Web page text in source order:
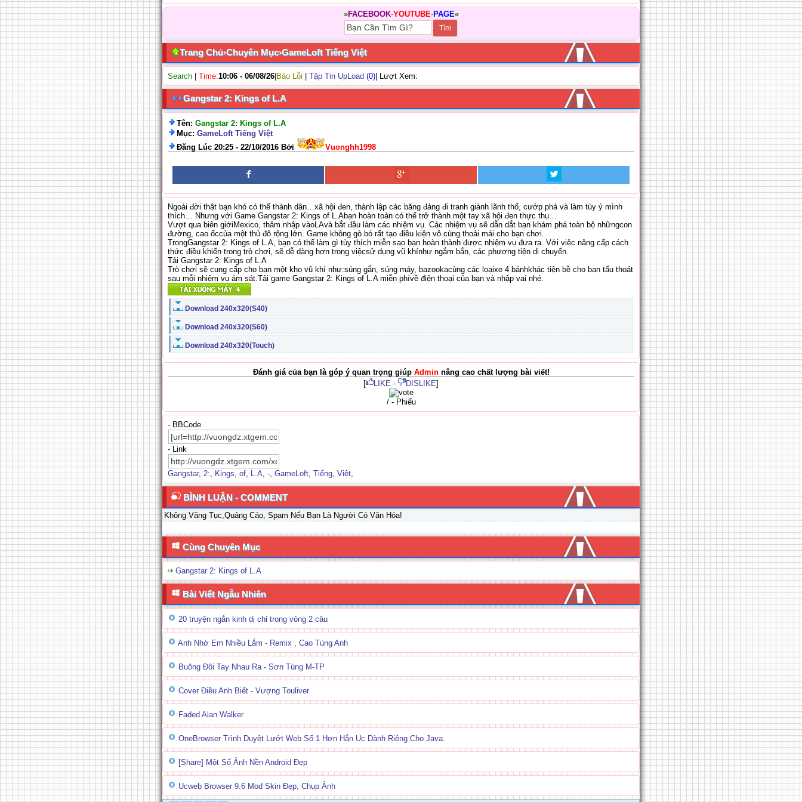
»FACEBOOK-YOUTUBE-PAGE«
Trang Chủ›Chuyên Mục›GameLoft Tiếng Việt
Search Time:10:06 - 06/08/26 Báo Lỗi Tập Tin UpLoad (0) | Lượt Xem:
Gangstar 2: Kings of L.A
Tên: Gangstar 2: Kings of L.A
Mục: GameLoft Tiếng Việt
Đăng Lúc 20:25 - 22/10/2016 Bởi
Vuonghh1998
Ngoài đời thật bạn khó có thể thành dân…xã hội đen, thành lập các băng đảng đi tranh giành lãnh thổ, cướp phá và làm tùy ý mình
thích… Nhưng với Game Gangstar 2: Kings of L.Abạn hoàn toàn có thể trở thành một tay xã hội đen thực thụ…
Vượt qua biên giớiMexico, thâm nhập vàoLAvà bắt đầu làm các nhiệm vụ. Các nhiệm vụ sẽ dẫn dắt bạn khám phá toàn bộ nhữngcon
đường, cao ốccủa một thủ đô rộng lớn. Game không gò bó rất tạo điều kiện vô cùng thoải mái cho bạn chơi.
TrongGangstar 2: Kings of L.A, bạn có thể làm gì tùy thích miễn sao bạn hoàn thành được nhiệm vụ đưa ra. Với việc nâng cấp cách
thức điều khiển trong trò chơi, sẽ dễ dàng hơn trong việcsử dụng vũ khínhư ngắm bắn, các phương tiện di chuyển.
Tải Gangstar 2: Kings of L.A
Trò chơi sẽ cung cấp cho bạn một kho vũ khí như:súng gắn, súng máy, bazookacùng các loạixe 4 bánhkhác tiện bề cho bạn tẩu thoát
sau mỗi nhiệm vụ ám sát.Tải game Gangstar 2: Kings of L.A miễn phívề điện thoại của bạn và nhập vai nhé.
Download 240x320(S40)
Download 240x320(S60)
Download 240x320(Touch)
Đánh giá của bạn là góp ý quan trọng giúp Adminnâng cao chất lượng bài viết!
[
LIKE - DISLIKE]
/ - Phiếu
- BBCode
- Link
Gangstar, 2:, Kings, of, L.A, -, GameLoft, Tiếng, Việt,
BÌNH LUẬN - COMMENT
Không Văng Tục,Quảng Cáo, Spam Nếu Bạn Là Người Có Văn Hóa!
Cùng Chuyên Mục
Gangstar 2: Kings of L.A
Bài Viết Ngẫu Nhiên
20 truyện ngắn kinh dị chỉ trong vòng 2 câu
Anh Nhớ Em Nhiều Lắm - Remix , Cao Tùng Anh
Buông Đôi Tay Nhau Ra - Sơn Tùng M-TP
Cover Điều Anh Biết - Vượng Touliver
Faded Alan Walker
OneBrowser Trình Duyệt Lướt Web Số 1 Hơn Hẳn Uc Dành Riêng Cho Java.
[Share] Một Số Ảnh Nền Android Đẹp
Ucweb Browser 9.6 Mod Skin Đẹp, Chụp Ảnh